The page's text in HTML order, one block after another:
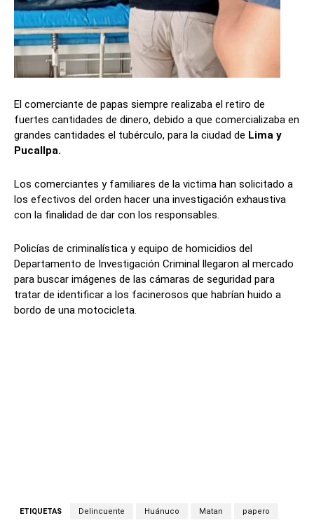
El comerciante de papas siempre realizaba el retiro de
fuertes cantidades de dinero, debido a que comercializaba en
grandes cantidades el tubérculo, para la ciudad de Lima y
Pucallpa.
Los comerciantes y familiares de la victima han solicitado a
los efectivos del orden hacer una investigación exhaustiva
con la finalidad de dar con los responsables.
Policías de criminalística y equipo de homicidios del
Departamento de Investigación Criminal llegaron al mercado
para buscar imágenes de las cámaras de seguridad para
tratar de identificar a los facinerosos que habrían huido a
bordo de una motocicleta.
ETIQUETAS Delincuente Huánuco Matan papero